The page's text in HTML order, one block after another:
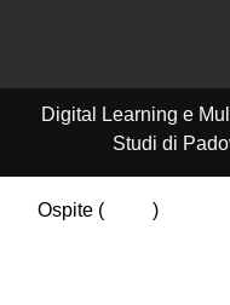
Digital Learning e
Studi di
Ospite (
)